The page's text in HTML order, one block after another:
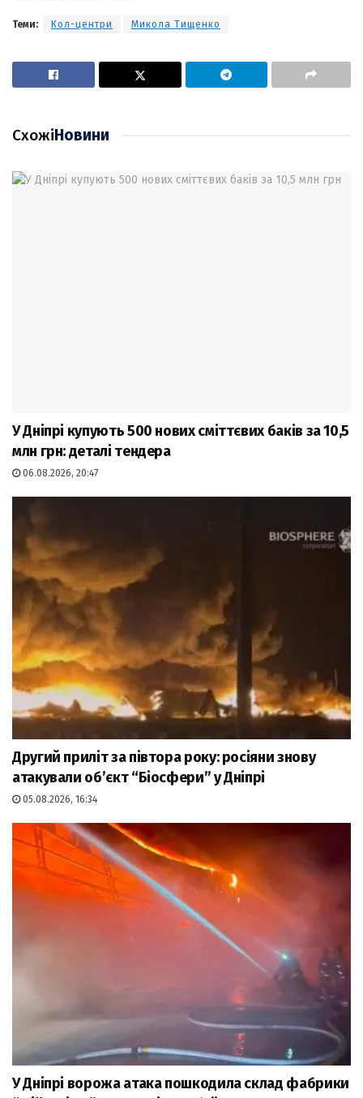
Теми: Кол-центри Микола Тищенко
СхожіНовини
У Дніпрі купують 500 нових сміттєвих баків за 10,5
млн грн: деталі тендера
06.08.2026, 20:47
Другий приліт за півтора року: росіяни знову
атакували об’єкт “Біосфери” у Дніпрі
05.08.2026, 16:34
У Дніпрі ворожа атака пошкодила склад фабрики